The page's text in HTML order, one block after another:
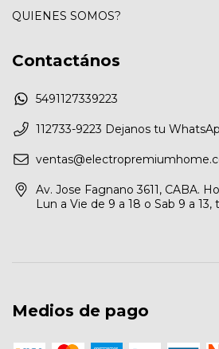
QUIENES SOMOS?
Contactános
5491127339223
112733-9223 Dejanos tu
Av. Jose Fagnano 3611, CABA.
Lun a Vie de 9 a 18 o Sab 9 a
Medios de pago